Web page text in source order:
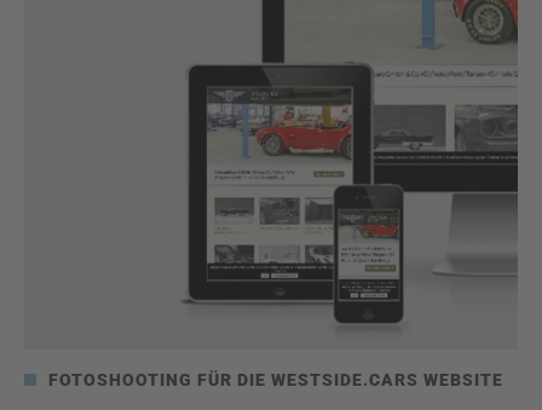
FOTOSHOOTING FÜR DIE WESTSIDE.CARS WEBSITE